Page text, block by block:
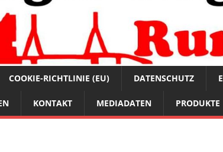
COOKIE-RICHTLINIE (EU) DATENSCHUTZ
KONTAKT MEDIADATEN PRODUKTE